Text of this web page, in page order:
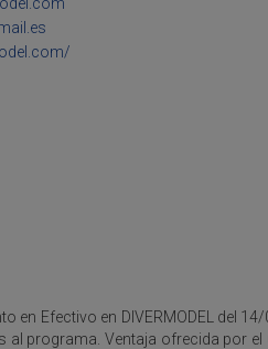
en Efectivo en DIVERMODEL del
programa. Ventaja ofrecida por el